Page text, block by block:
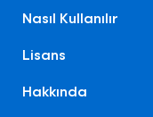
Nasıl Kullanılır
Lisans
Hakkında